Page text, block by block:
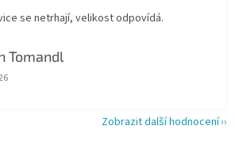
se netrhají, velikost odpovídá.
Tomandl
obchodu je 5 z 5 hvězdiček.
Zobrazit další hodnocení